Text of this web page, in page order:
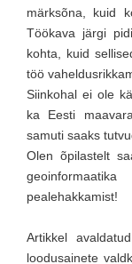
märksõna, kuid
Töökava järgi
kohta, kuid
töö
Siinkohal ei ole
ka Eesti
samuti saaks
Olen õpilastelt
pealehakkamist!
Artikkel
loodusainete